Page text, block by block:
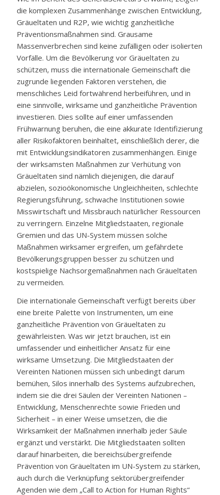
die komplexen Zusammenhänge zwischen Entwicklung,
Gräueltaten und R2P, wie wichtig ganzheitliche
Präventionsmaßnahmen sind. Grausame
Massenverbrechen sind keine zufälligen oder isolierten
Vorfälle. Um die Bevölkerung vor Gräueltaten zu
schützen, muss die internationale Gemeinschaft die
zugrunde liegenden Faktoren verstehen, die
menschliches Leid fortwährend herbeiführen, und in
eine sinnvolle, wirksame und ganzheitliche Prävention
investieren. Dies sollte auf einer umfassenden
Frühwarnung beruhen, die eine akkurate Identifizierung
aller Risikofaktoren beinhaltet, einschließlich derer, die
mit Entwicklungsindikatoren zusammenhängen. Einige
der wirksamsten Maßnahmen zur Verhütung von
Gräueltaten sind nämlich diejenigen, die darauf
abzielen, sozioökonomische Ungleichheiten, schlechte
Regierungsführung, schwache Institutionen sowie
Misswirtschaft und Missbrauch natürlicher Ressourcen
zu verringern. Einzelne Mitgliedstaaten, regionale
Gremien und das UN-System müssen solche
Maßnahmen wirksamer ergreifen, um gefährdete
Bevölkerungsgruppen besser zu schützen und
kostspielige Nachsorgemaßnahmen nach Gräueltaten
zu vermeiden.
Die internationale Gemeinschaft verfügt bereits über
eine breite Palette von Instrumenten, um eine
ganzheitliche Prävention von Gräueltaten zu
gewährleisten. Was wir jetzt brauchen, ist ein
umfassender und einheitlicher Ansatz für eine
wirksame Umsetzung. Die Mitgliedstaaten der
Vereinten Nationen müssen sich unbedingt darum
bemühen, Silos innerhalb des Systems aufzubrechen,
indem sie die drei Säulen der Vereinten Nationen –
Entwicklung, Menschenrechte sowie Frieden und
Sicherheit – in einer Weise umsetzen, die die
Wirksamkeit der Maßnahmen innerhalb jeder Säule
ergänzt und verstärkt. Die Mitgliedstaaten sollten
darauf hinarbeiten, die bereichsübergreifende
Prävention von Gräueltaten im UN-System zu stärken,
auch durch die Verknüpfung sektorübergreifender
Agenden wie dem „Call to Action for Human Rights“